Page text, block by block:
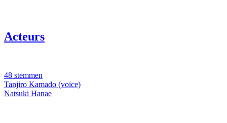
Acteurs
48 stemmen
Tanjiro Kamado (voice)
Natsuki Hanae